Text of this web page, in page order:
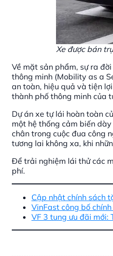
Xe được bán
Về mặt sản phẩm, sự ra
thông minh (Mobility as a
an toàn, hiệu quả và tiện
thành phố thông minh của
Dự án xe tự lái hoàn toàn
một hệ thống cảm biến
chân trong cuộc đua công
tương lai không xa, khi
Để trải nghiệm lái thử các
phí.
Cập nhật chính sách
VinFast công bố
VF 3 tung ưu đãi